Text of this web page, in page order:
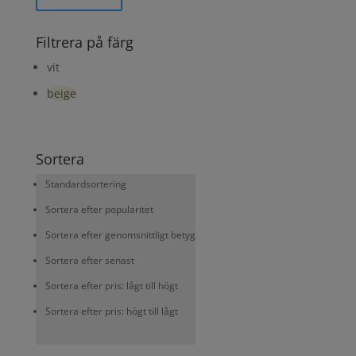
Filtrera på färg
vit
beige
Sortera
Standardsortering
Sortera efter popularitet
Sortera efter genomsnittligt betyg
Sortera efter senast
Sortera efter pris: lågt till högt
Sortera efter pris: högt till lågt